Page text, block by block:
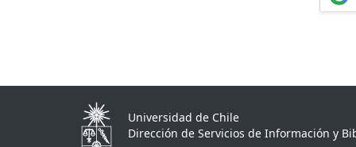
Universidad de Chile
Dirección de Servicios de Información y